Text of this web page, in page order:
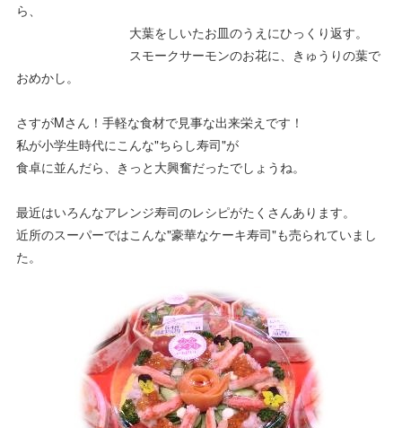
ら、
大葉をしいたお皿のうえにひっくり返す。
スモークサーモンのお花に、きゅうりの葉で
おめかし。
さすがMさん！手軽な食材で見事な出来栄えです！
私が小学生時代にこんな"ちらし寿司"が
食卓に並んだら、きっと大興奮だったでしょうね。
最近はいろんなアレンジ寿司のレシピがたくさんあります。
近所のスーパーではこんな"豪華なケーキ寿司"も売られていまし
た。